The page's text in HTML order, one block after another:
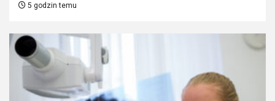
5 godzin temu